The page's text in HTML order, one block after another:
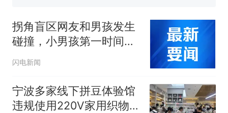
因老师一句“跟我回家”改写了
人生
拐角盲区网友和男孩发生
碰撞，小男孩第一时间主
动开口道歉，网友：小小
闪电新闻
宁波多家线下拼豆体验馆
违规使用220V家用织物电